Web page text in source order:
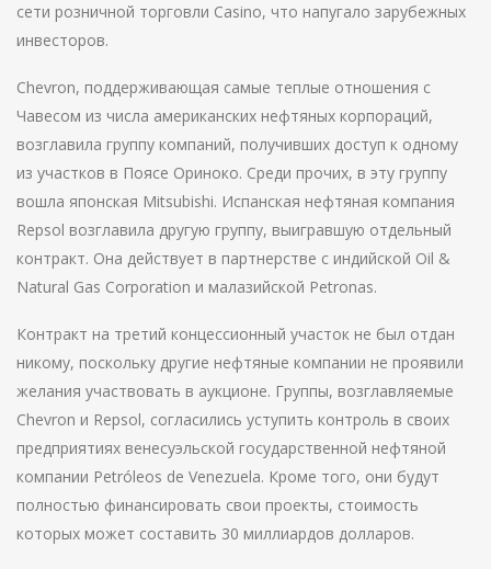
сети розничной торговли Casino, что напугало зарубежных
инвесторов.
Chevron, поддерживающая самые теплые отношения с
Чавесом из числа американских нефтяных корпораций,
возглавила группу компаний, получивших доступ к одному
из участков в Поясе Ориноко. Среди прочих, в эту группу
вошла японская Mitsubishi. Испанская нефтяная компания
Repsol возглавила другую группу, выигравшую отдельный
контракт. Она действует в партнерстве с индийской Oil &
Natural Gas Corporation и малазийской Petronas.
Контракт на третий концессионный участок не был отдан
никому, поскольку другие нефтяные компании не проявили
желания участвовать в аукционе. Группы, возглавляемые
Chevron и Repsol, согласились уступить контроль в своих
предприятиях венесуэльской государственной нефтяной
компании Petróleos de Venezuela. Кроме того, они будут
полностью финансировать свои проекты, стоимость
которых может составить 30 миллиардов долларов.